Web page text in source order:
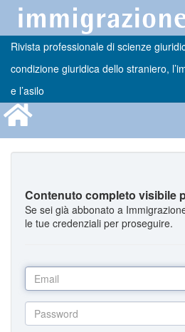
Rivista professionale di scienze
condizione giuridica dello straniero,
e l’asilo
Contenuto completo visibile
Se sei già abbonato a
le tue credenziali per proseguire.